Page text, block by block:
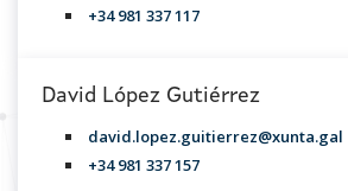
+34 981 337 117
David López Gutiérrez
david.lopez.guitierrez@xunta.gal
+34 981 337 157